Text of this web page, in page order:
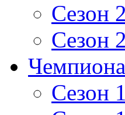
Сезон
Сезон
Сезон